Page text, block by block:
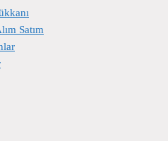
Satım